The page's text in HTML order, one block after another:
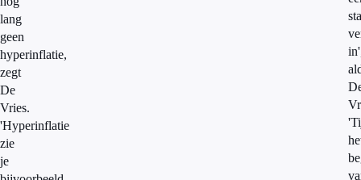
lang
geen
hyperinflatie,
zegt
De
Vries.
'Hyperinflatie
zie
je